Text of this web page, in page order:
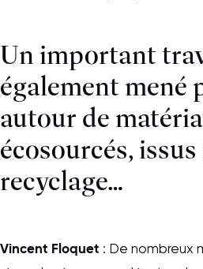
Un important
également mené
autour de
écosourcés, issus
recyclage…
Vincent Floquet : De nombreux